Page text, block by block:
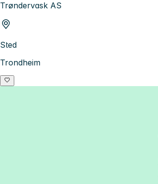
Trøndervask AS
Sted
Trondheim